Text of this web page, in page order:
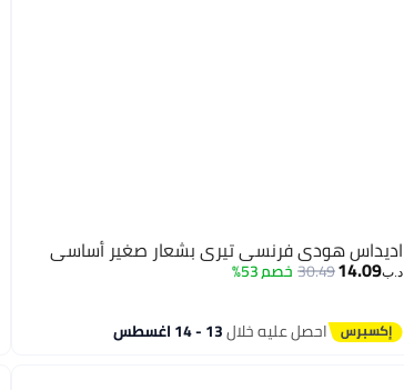
4
اديداس هودي فرنسي تيري بشعار صغير أساسي
د.ب‏14.09
30.49خصم 53%
احصل عليه خلال13 - 14 اغسطس